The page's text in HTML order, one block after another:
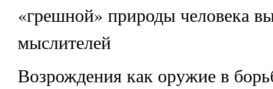
«грешной» природы человека
мыслителей
Возрождения как оружие в